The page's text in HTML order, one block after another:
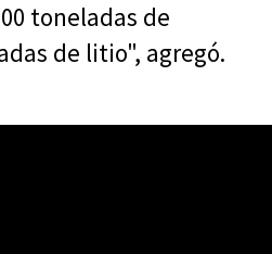
toneladas de
de litio", agregó.